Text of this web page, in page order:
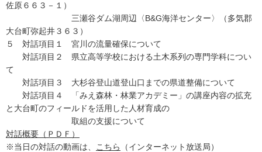
佐原６６３－１）
三瀬谷ダム湖周辺〈B&G海洋センター〉（多気郡
大台町弥起井３６３）
５ 対話項目１ 宮川の流量確保について
対話項目２ 県立高等学校における土木系列の専門学科につい
て
対話項目３ 大杉谷登山道登山口までの県道整備について
対話項目４ 「みえ森林・林業アカデミー」の講座内容の拡充
と大台町のフィールドを活用した人材育成の
取組の支援について
対話概要（ＰＤＦ）
※当日の対話の動画は、
こちら （インターネット放送局）